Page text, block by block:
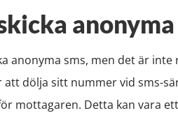
anonyma
anonyma sms, men det är
att dölja sitt nummer vid sms-
mottagaren. Detta kan vara